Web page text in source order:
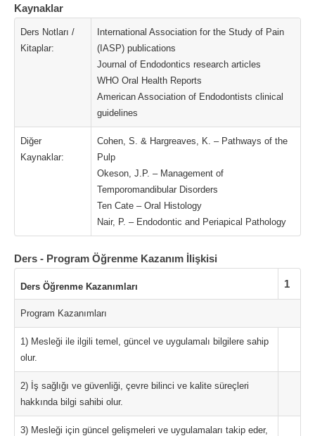
Kaynaklar
Ders Notları /
Kitaplar:
International Association for the Study of Pain
(IASP) publications
Journal of Endodontics research articles
WHO Oral Health Reports
American Association of Endodontists clinical
guidelines
Diğer
Kaynaklar:
Cohen, S. & Hargreaves, K. – Pathways of the
Pulp
Okeson, J.P. – Management of
Temporomandibular Disorders
Ten Cate – Oral Histology
Nair, P. – Endodontic and Periapical Pathology
Ders - Program Öğrenme Kazanım İlişkisi
Ders Öğrenme Kazanımları 1
Program Kazanımları
1) Mesleği ile ilgili temel, güncel ve uygulamalı bilgilere sahip
olur.
2) İş sağlığı ve güvenliği, çevre bilinci ve kalite süreçleri
hakkında bilgi sahibi olur.
3) Mesleği için güncel gelişmeleri ve uygulamaları takip eder,